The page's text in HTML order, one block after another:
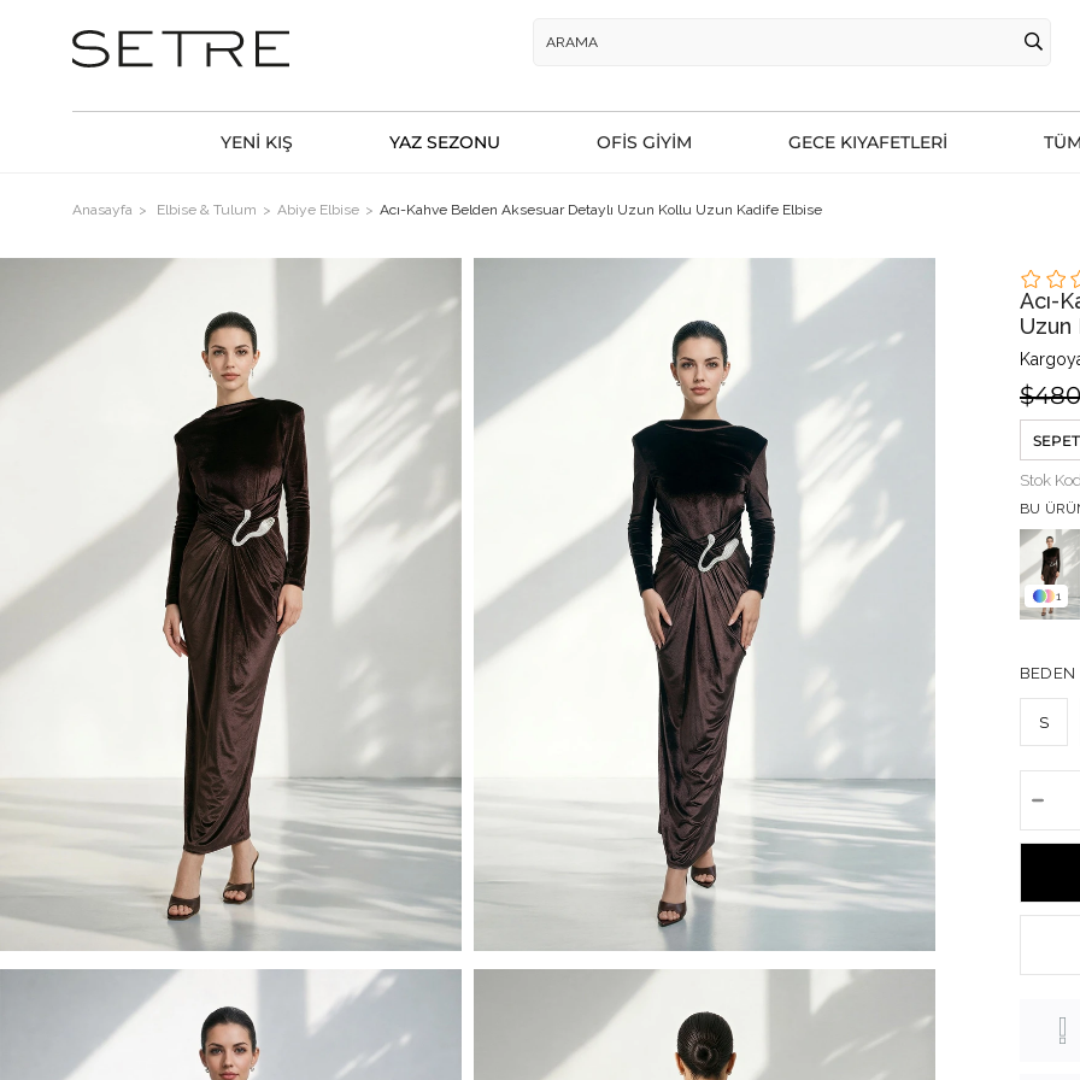
YENİ KIŞ YAZ SEZONU OFİS GİYİM GECE KIYAFETLERİ
Anasayfa Elbise & Tulum Abiye Elbise Acı-Kahve Belden Aksesuar Detaylı Uzun Kollu Uzun Kadife Elbise
Acı-
Uzun
Stok
BU
1
BEDEN
S